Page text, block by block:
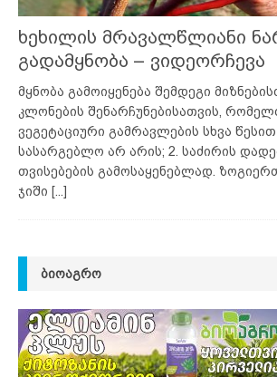
ხეხილის მრავალწლიანი
გადამყნობა – ვიდეორჩევა
მყნობა გამოიყენება შემდეგი
კლონების შენარჩუნებისათვის,
ვეგეტაციური გამრავლების სხვა
სასარგებლო არ არის; 2. საძირის
თვისებების გამოსაყენებლად.
ჯიში [...]
ᲑᲘᲝᲐᲒᲠᲝ